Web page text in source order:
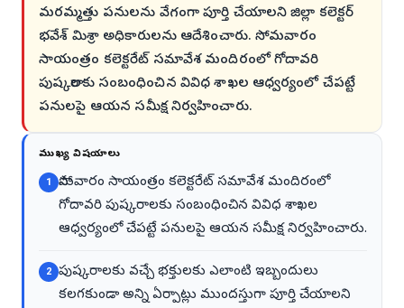
మరమ్మత్తు పనులను వేగంగా పూర్తి చేయాలని జిల్లా కలెక్టర్
భవేశ్ మిశ్రా అధికారులను ఆదేశించారు. సోమవారం
సాయంత్రం కలెక్టరేట్ సమావేశ మందిరంలో గోదావరి
పుష్కరాలకు సంబంధించిన వివిధ శాఖల ఆధ్వర్యంలో చేపట్టే
పనులపై ఆయన సమీక్ష నిర్వహించారు.
ముఖ్య విషయాలు
1
సోమవారం సాయంత్రం కలెక్టరేట్ సమావేశ మందిరంలో
గోదావరి పుష్కరాలకు సంబంధించిన వివిధ శాఖల
ఆధ్వర్యంలో చేపట్టే పనులపై ఆయన సమీక్ష నిర్వహించారు.
2
పుష్కరాలకు వచ్చే భక్తులకు ఎలాంటి ఇబ్బందులు
కలగకుండా అన్ని ఏర్పాట్లు ముందస్తుగా పూర్తి చేయాలని